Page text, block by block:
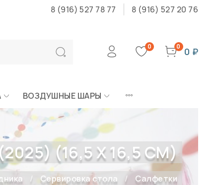
8 (916) 527 78 77 8 (916) 527 20 76
0 0 0 ₽
ВОЗДУШНЫЕ ШАРЫ
(16,5 Х 16,5 СМ)
Сервировка стола Салфетки